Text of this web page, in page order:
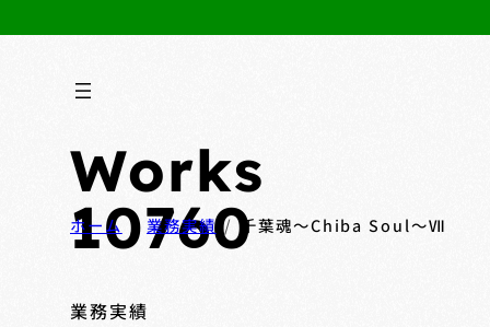
Works
10760
業務実績
ホーム 業務実績 千葉魂～Chiba Soul～Ⅶ